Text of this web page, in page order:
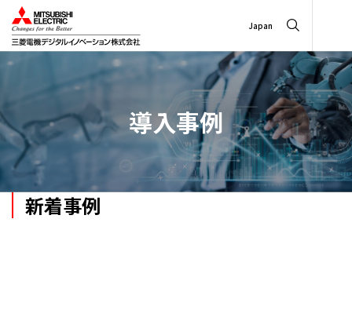
Japan
導入事例
新着事例